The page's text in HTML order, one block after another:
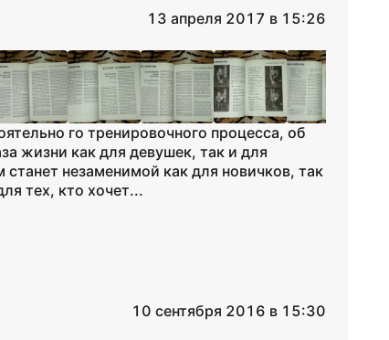
13 апреля 2017 в 15:26
го тренировочного процесса, об
жизни как для девушек, так и для
незаменимой как для новичков, так
тех, кто хочет...
10 сентября 2016 в 15:30